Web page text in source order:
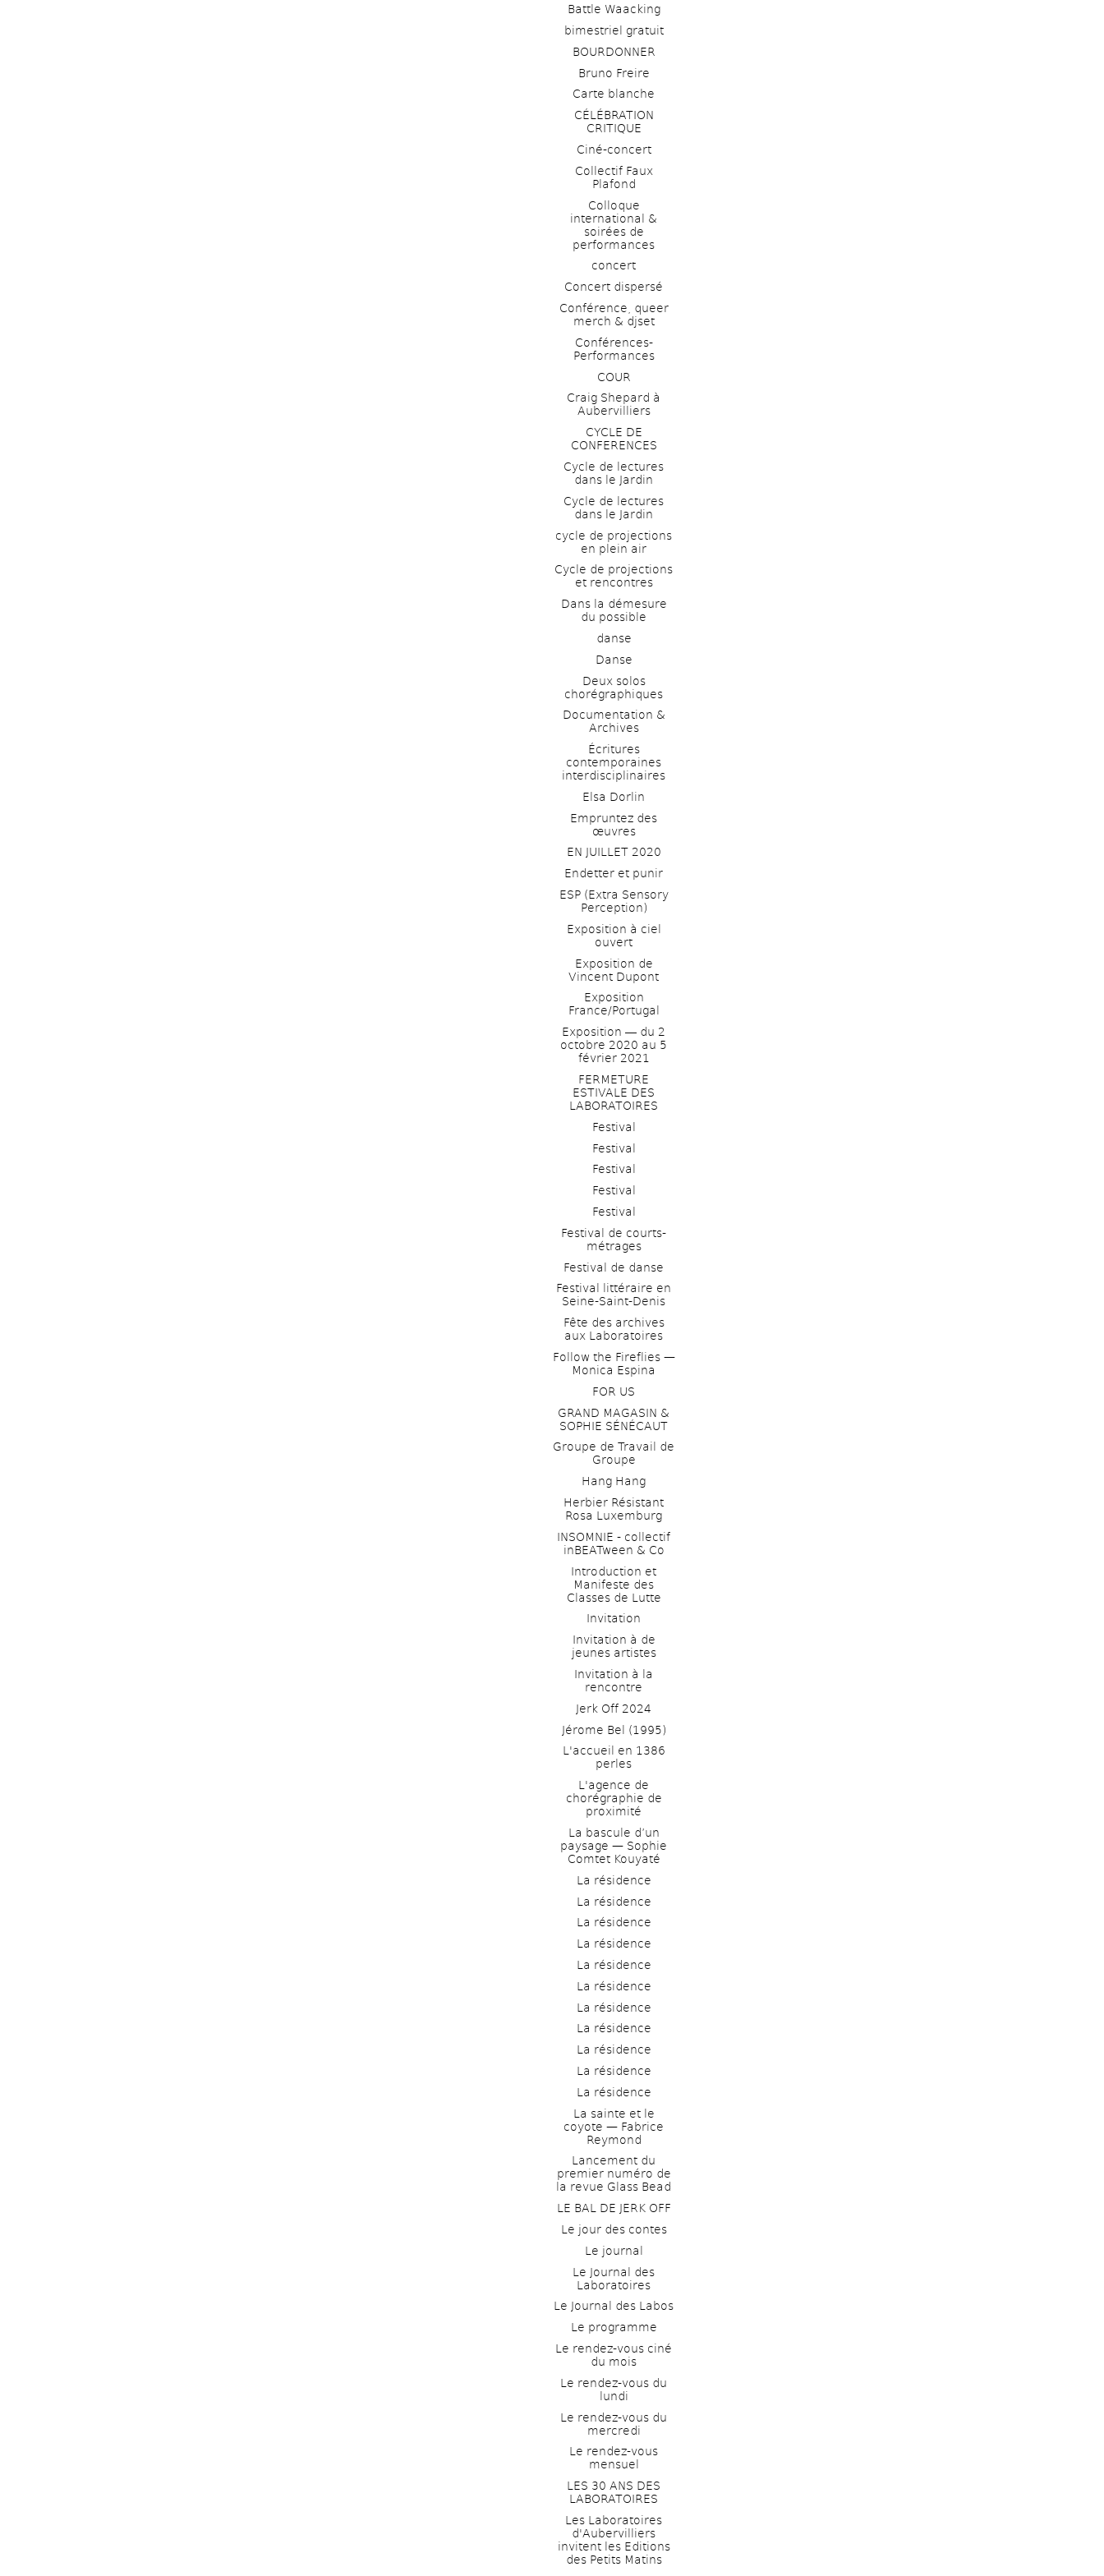
Battle Waacking
bimestriel gratuit
BOURDONNER
Bruno Freire
Carte blanche
CÉLÉBRATION
CRITIQUE
Ciné-concert
Collectif Faux
Plafond
Colloque
international &
soirées de
performances
concert
Concert dispersé
Conférence, queer
merch & djset
Conférences-
Performances
COUR
Craig Shepard à
Aubervilliers
CYCLE DE
CONFERENCES
Cycle de lectures
dans le Jardin
Cycle de lectures
dans le Jardin
cycle de projections
en plein air
Cycle de projections
et rencontres
Dans la démesure
du possible
danse
Danse
Deux solos
chorégraphiques
Documentation &
Archives
Écritures
contemporaines
interdisciplinaires
Elsa Dorlin
Empruntez des
œuvres
EN JUILLET 2020
Endetter et punir
ESP (Extra Sensory
Perception)
Exposition à ciel
ouvert
Exposition de
Vincent Dupont
Exposition
France/Portugal
Exposition ― du 2
octobre 2020 au 5
février 2021
FERMETURE
ESTIVALE DES
LABORATOIRES
Festival
Festival
Festival
Festival
Festival
Festival de courts-
métrages
Festival de danse
Festival littéraire en
Seine-Saint-Denis
Fête des archives
aux Laboratoires
Follow the Fireflies —
Monica Espina
FOR US
GRAND MAGASIN &
SOPHIE SÉNÉCAUT
Groupe de Travail de
Groupe
Hang Hang
Herbier Résistant
Rosa Luxemburg
INSOMNIE - collectif
inBEATween & Co
Introduction et
Manifeste des
Classes de Lutte
Invitation
Invitation à de
jeunes artistes
Invitation à la
rencontre
Jerk Off 2024
Jérome Bel (1995)
L'accueil en 1386
perles
L'agence de
chorégraphie de
proximité
La bascule d’un
paysage — Sophie
Comtet Kouyaté
La résidence
La résidence
La résidence
La résidence
La résidence
La résidence
La résidence
La résidence
La résidence
La résidence
La résidence
La sainte et le
coyote — Fabrice
Reymond
Lancement du
premier numéro de
la revue Glass Bead
LE BAL DE JERK OFF
Le jour des contes
Le journal
Le Journal des
Laboratoires
Le Journal des Labos
Le programme
Le rendez-vous ciné
du mois
Le rendez-vous du
lundi
Le rendez-vous du
mercredi
Le rendez-vous
mensuel
LES 30 ANS DES
LABORATOIRES
Les Laboratoires
d'Aubervilliers
invitent les Editions
des Petits Matins